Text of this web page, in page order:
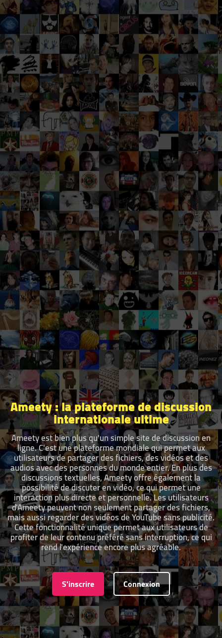
Ameety : la plateforme de discussion
internationale ultime
Ameety est bien plus qu'un simple site de discussion en
ligne. C'est une plateforme mondiale qui permet aux
utilisateurs de partager des fichiers, des vidéos et des
audios avec des personnes du monde entier. En plus des
discussions textuelles, Ameety offre également la
possibilité de discuter en vidéo, ce qui permet une
interaction plus directe et personnelle. Les utilisateurs
d'Ameety peuvent non seulement partager des fichiers,
mais aussi regarder des vidéos de YouTube sans publicité.
Cette fonctionnalité unique permet aux utilisateurs de
profiter de leur contenu préféré sans interruption, ce qui
rend l'expérience encore plus agréable.
S'inscrire Connexion